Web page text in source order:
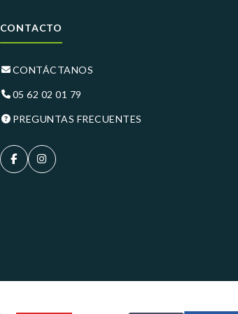
CONTACTO
CONTÁCTANOS
05 62 02 01 79
PREGUNTAS FRECUENTES